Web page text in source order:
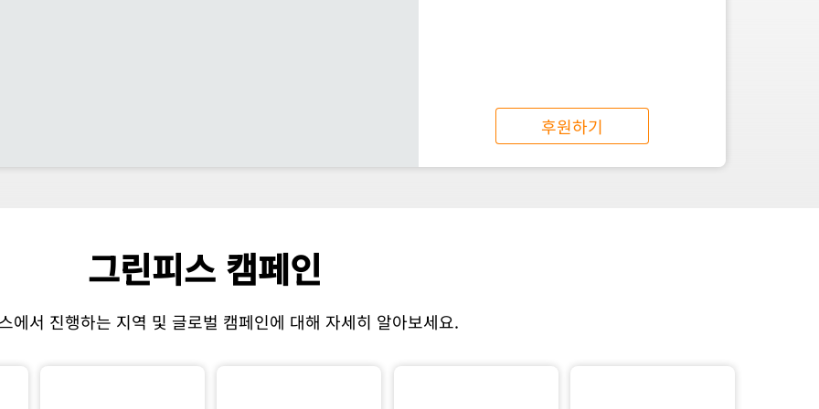
후원하기
그린피스 캠페인
에서 진행하는 지역 및 글로벌 캠페인에 대해 자세히 알아보세요.